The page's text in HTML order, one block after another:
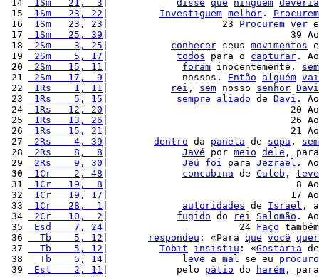
14
1Sm   21,  3 disse que ninguém deveria
15
1Sm   23, 22 Investiguem melhor . Procurem
16
1Sm   23, 23 |                    23 Procurem ver
17
1Sm   25, 39 |                                39
18
2Sm    3, 25 conhecer seus movimentos
19
2Sm    5, 17 todos para o capturar .
20
2Sm   15, 11 foram inocentemente, sem
21
2Sm   17,  9 |             nossos. Então alguém vai
22
1Rs    1, 11 rei , sem nosso senhor Davi
23
1Rs    5, 15 sempre aliado de Davi .
24
1Rs   12, 20 |                                20
25
1Rs   13, 26 |                                26
26
1Rs   15, 21 |                                21
27
2Rs    4, 39 dentro da panela de sopa , sem
28
2Rs    8,  8 Javé por meio dele ,
29
2Rs    9, 30 Jeú foi para Jezrael .
30
1Cr    2, 48 concubina de Caleb , teve
31
1Cr   19,  8 |                                 8
32
1Cr   19, 17 |                                17
33
1Cr   28,  1 autoridades de Israel ,
34
2Cr   10,  2 fugido do rei Salomão .
35
Esd    7, 24 |                       24 Faço
36
  Tb    5, 12
respondeu : «Para que você quer
37
  Tb    5, 12
Tobit insistiu : «Gostaria
38
  Tb    5, 14
leve a mal se eu procuro
39
Est    2, 11 |            pelo pátio do harém ,